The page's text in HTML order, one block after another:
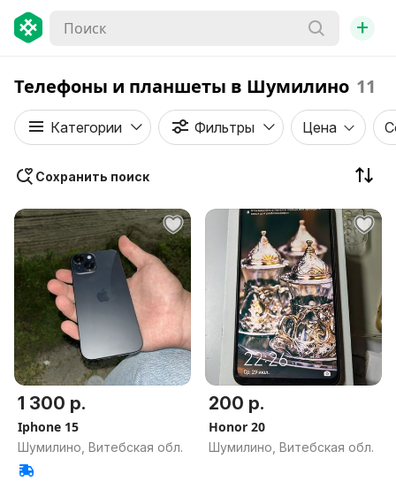
+
Телефоны и планшеты в Шумилино 11
Категории Фильтры Цена
Сохранить поиск
1 300 р.
Iphone 15
Шумилино, Витебская обл.
200 р.
Honor 20
Шумилино, Витебская обл.